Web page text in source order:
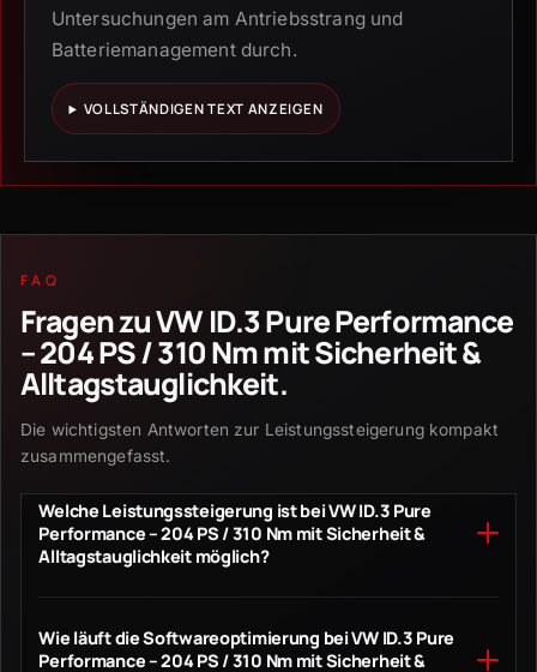
Untersuchungen am Antriebsstrang und
Batteriemanagement durch.
VOLLSTÄNDIGEN TEXT ANZEIGEN
FAQ
Fragen zuVW ID.3 Pure Performance
– 204 PS / 310 Nm mit Sicherheit &
Alltagstauglichkeit.
Die wichtigsten Antworten zur Leistungssteigerung kompakt
zusammengefasst.
Welche Leistungssteigerung ist bei VW ID.3 Pure
Performance – 204 PS / 310 Nm mit Sicherheit &
Alltagstauglichkeit möglich?
ID.3 Pure Performance – 204 PS / 310 Nm mit
Sicherheit & Alltagstauglichkeit von 150 PS und 275 Nm
Wie läuft die Softwareoptimierung bei VW ID.3 Pure
Performance – 204 PS / 310 Nm mit Sicherheit &